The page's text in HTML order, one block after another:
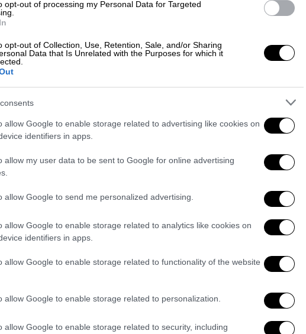
opt-out of processing my Personal Data for Targeted
opt-out of Collection, Use, Retention, Sale, and/or Sharing
Data that Is Unrelated with the Purposes for which it
allow Google to enable storage related to advertising like cookies on
identifiers in apps.
allow my user data to be sent to Google for online advertising
allow Google to send me personalized advertising.
allow Google to enable storage related to analytics like cookies on
identifiers in apps.
allow Google to enable storage related to functionality of the website
allow Google to enable storage related to personalization.
allow Google to enable storage related to security, including
αλιευτικά δουλεύουν ανενόχλητα
πιο μακριά. Οι ψαράδες της Καλύμνου
την κατάσταση στα χέρια τους. Βάζουν
την ελληνική ακτοφυλακή.
με το καΐκι το δικό μου. Να κάνει
Λέρο και πάει στη Φαρμάκο
δύο μίλια και σταμάτα να μην
αλιέων Καλύμνου, Κώστας
ελληνική ακτοφυλακή κινείται στην
βέβαιο ότι και οι ψαράδες θα
ένα ενδεχόμενο ατύχημα με ό,τι αυτό
Παρά την ένταση και τον κίνδυνο η
επικράτησε τελικά λογική μέχρι να κάνει
στην περιοχή των
TV: